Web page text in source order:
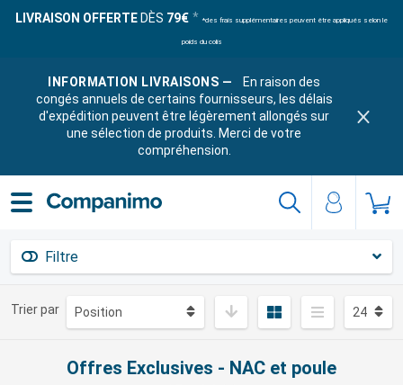
LIVRAISON OFFERTE DÈS 79€ *des frais supplémentaires peuvent être appliqués selon le
poids du colis
INFORMATION LIVRAISONS —
En raison des
congés annuels de certains fournisseurs, les délais
d'expédition peuvent être légèrement allongés sur
une sélection de produits. Merci de votre
compréhension.
Filtre
Trier par
Offres Exclusives - NAC et poule